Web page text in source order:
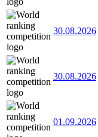
30.08.2026
30.08.2026
01.09.2026